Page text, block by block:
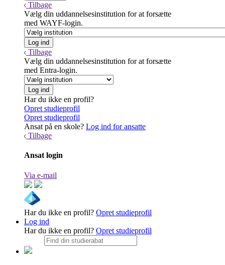
Tilbage
Vælg din uddannelsesinstitution for at forsætte
med WAYF-login.
Tilbage
Vælg din uddannelsesinstitution for at forsætte
med Entra-login.
Har du ikke en profil?
Opret studieprofil
Opret studieprofil
Ansat på en skole? Log ind for ansatte
Tilbage
Ansat login
Via e-mail
Har du ikke en profil? Opret studieprofil
Log ind
Har du ikke en profil? Opret studieprofil